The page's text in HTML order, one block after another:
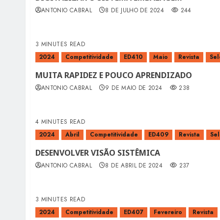
ANTONIO CABRAL 8 DE JULHO DE 2024 244
3 MINUTES READ
2024
Competitividade ED410 Maio Revista
MUITA RAPIDEZ E POUCO APRENDIZADO
ANTONIO CABRAL 9 DE MAIO DE 2024 238
4 MINUTES READ
2024
Abril Competitividade ED409 Revista
DESENVOLVER VISÃO SISTÊMICA
ANTONIO CABRAL 8 DE ABRIL DE 2024 237
3 MINUTES READ
2024
Competitividade ED407 Fevereiro Revista